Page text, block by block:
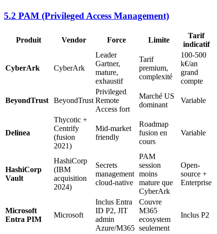
5.2 PAM (Privileged Access Management)
Produit Vendor Force Limite
Tarif
indicatif
CyberArk CyberArk
Leader
Gartner,
mature,
exhaustif
Tarif
premium,
complexité
100-500
k€/an
grand
compte
BeyondTrust BeyondTrust
Privileged
Remote
Access fort
Marché US
dominant
Variable
Delinea
Thycotic +
Centrify
(fusion
2021)
Mid-market
friendly
Roadmap
fusion en
cours
Variable
HashiCorp
Vault
HashiCorp
(IBM
acquisition
2024)
Secrets
management
cloud-native
PAM
session
moins
mature que
CyberArk
Open-
source +
Enterprise
Microsoft
Entra PIM
Microsoft
Inclus Entra
ID P2, JIT
admin
Azure/M365
Couvre
M365
ecosystem
seulement
Inclus P2